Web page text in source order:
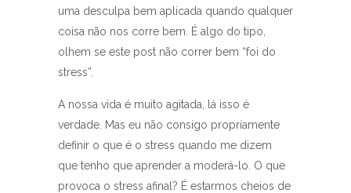
uma desculpa bem aplicada quando qualquer
coisa não nos corre bem. É algo do tipo,
olhem se este post não correr bem “foi do
stress”.
A nossa vida é muito agitada, lá isso é
verdade. Mas eu não consigo propriamente
definir o que é o stress quando me dizem
que tenho que aprender a moderá-lo. O que
provoca o stress afinal? É estarmos cheios de